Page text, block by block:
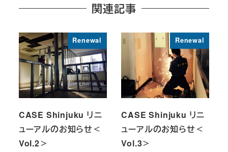
関連記事
Renewal
CASE Shinjuku リニ
ューアルのお知らせ＜
Vol.2＞
Renewal
CASE Shinjuku リニ
ューアルのお知らせ＜
Vol.3＞